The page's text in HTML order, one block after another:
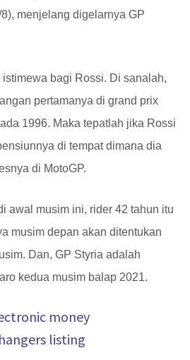
menjelang digelarnya GP
bagi Rossi. Di sanalah,
pertamanya di grand prix
1996. Maka tepatlah jika Rossi
di tempat dimana dia
di MotoGP.
awal musim ini, rider 42 tahun itu
musim depan akan ditentukan
Dan, GP Styria adalah
kedua musim balap 2021.